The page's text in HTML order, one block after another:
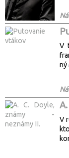
V
ný
V